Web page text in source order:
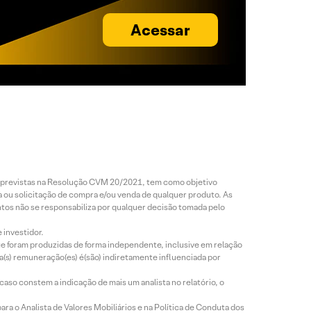
Acessar
na Resolução CVM 20/2021, tem como objetivo
solicitação de compra e/ou venda de qualquer produto. As
não se responsabiliza por qualquer decisão tomada pelo
investidor.
foram produzidas de forma independente, inclusive em relação
remuneração(es) é(são) indiretamente influenciada por
constem a indicação de mais um analista no relatório, o
o Analista de Valores Mobiliários e na Política de Conduta dos